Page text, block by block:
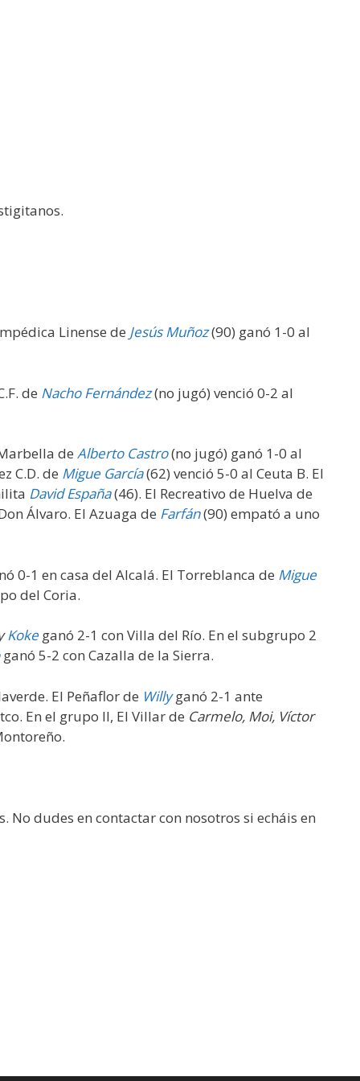
Linense de Jesús Muñoz(90) ganó 1-0 al
de Nacho Fernández(no jugó) venció 0-2 al
de Alberto Castro(no jugó) ganó 1-0 al
C.D. de Migue García(62) venció 5-0 al Ceuta B. El
David España(46). El Recreativo de Huelva de
Álvaro. El Azuaga de Farfán(90) empató a uno
0-1 en casa del Alcalá. El Torreblanca de Migue
del Coria.
Koke ganó 2-1 con Villa del Río. En el subgrupo 2
ganó 5-2 con Cazalla de la Sierra.
El Peñaflor de Willyganó 2-1 ante
En el grupo II, El Villar de Carmelo, Moi, Víctor
dudes en contactar con nosotros si echáis en